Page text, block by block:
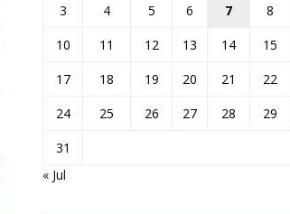
3
4 5 6 7 8
10
11 12 13 14 15
17
18 19 20 21 22
24
25 26 27 28 29
31
« Jul